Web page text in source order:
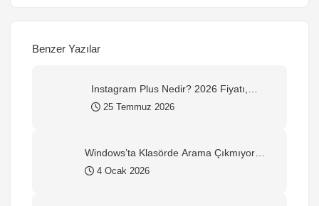
Benzer Yazılar
Instagram Plus Nedir? 2026 Fiyatı,
Özellikleri ve Nasıl Alınır?
25 Temmuz 2026
Windows’ta Klasörde Arama Çıkmıyor
mu? Kesin Çözüm Rehberi (2026)
4 Ocak 2026